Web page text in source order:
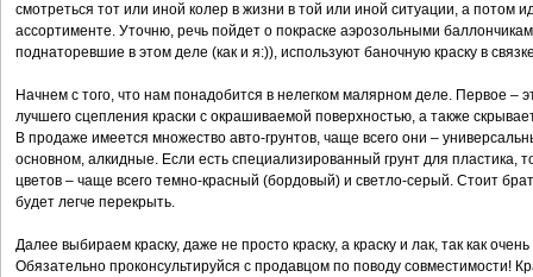
смотреться тот или иной колер в жизни в той или иной ситуации, а потом
ассортименте. Уточню, речь пойдет о покраске аэрозольными
поднаторевшие в этом деле (как и я:)), используют баночную краску в
Начнем с того, что нам понадобится в нелегком малярном деле. Первое –
лучшего сцепления краски с окрашиваемой поверхностью, а также
В продаже имеется множество авто-грунтов, чаще всего они –
основном, алкидные. Если есть специализированный грунт для пластика,
цветов – чаще всего темно-красный (бордовый) и светло-серый. Стоит
будет легче перекрыть.
Далее выбираем краску, даже не просто краску, а краску и лак, так как
Обязательно проконсультируйся с продавцом по поводу совместимости!